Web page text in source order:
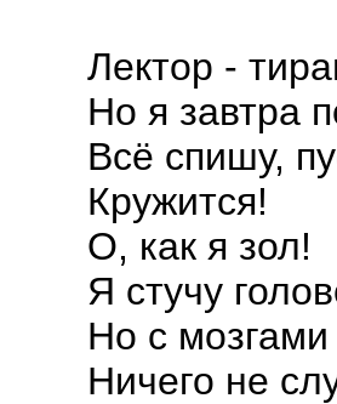
Лектор -
Но я завтра
Всё спишу,
Кружится!
О, как я зол!
Я стучу
Но с
Ничего не